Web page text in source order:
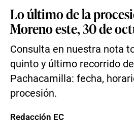
Lo último de la
Moreno este, 30 de
Consulta en nuestra nota
quinto y último recorrido
Pachacamilla: fecha,
procesión.
Redacción EC